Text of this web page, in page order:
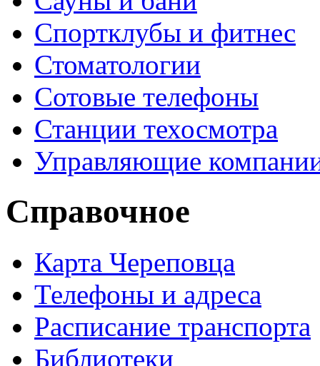
Спортклубы и фитнес
Стоматологии
Сотовые телефоны
Станции техосмотра
Управляющие
Справочное
Карта Череповца
Телефоны и адреса
Расписание транспорта
Библиотеки